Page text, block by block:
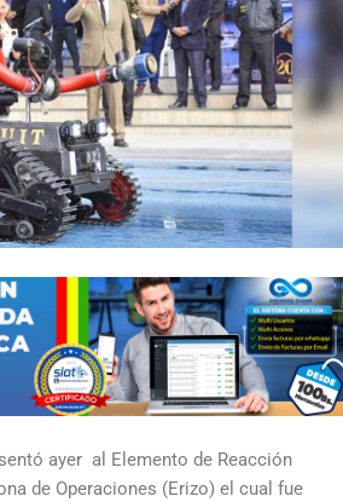
ayer al Elemento de Reacción
de Operaciones (Erizo) el cual fue